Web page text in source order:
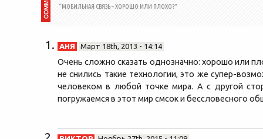
“МОБИЛЬНАЯ СВЯЗЬ – ХОРОШО ИЛИ ПЛОХО?”
АНЯ Март 18th, 2013 - 14:14
Очень сложно сказать однозначно: хорошо или
не снились такие технологии, это же супер-
человеком в любой точке мира. А с другой
погружаемся в этот мир смсок и бессловесного